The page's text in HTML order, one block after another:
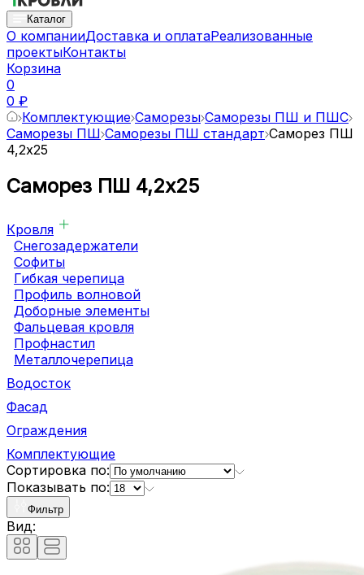
Каталог
О компанииДоставка и оплатаРеализованные
проектыКонтакты
Корзина
0
0 ₽
Комплектующие Саморезы Саморезы ПШ и ПШС
Саморезы ПШ Саморезы ПШ стандарт Саморез ПШ
4,2х25
Саморез ПШ 4,2х25
Кровля
Снегозадержатели
Софиты
Гибкая черепица
Профиль волновой
Доборные элементы
Фальцевая кровля
Профнастил
Металлочерепица
Водосток
Фасад
Ограждения
Комплектующие
Сортировка по:
Показывать по:
Фильтр
Вид: